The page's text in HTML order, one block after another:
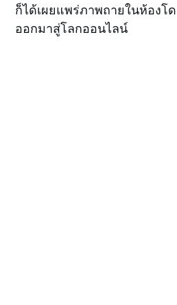
ก็ได้เผยแพร่ภาพถายในห้องโ
ออกมาสู่โลกออนไลน์